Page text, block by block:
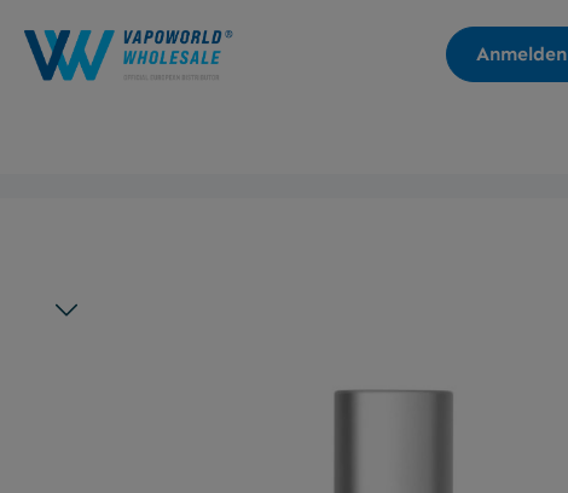
Hauptnavigation springen
Anmelden
Bildergalerie überspringen